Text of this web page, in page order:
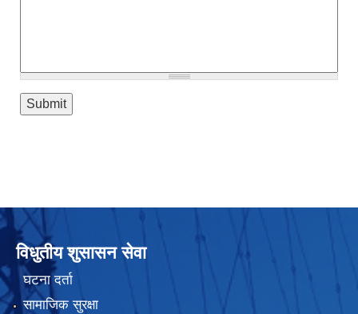
विधुतीय शुसासन सेवा
घटना दर्ता
सामाजिक सुरक्षा